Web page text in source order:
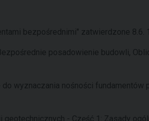
bezpośrednimi" zatwierdzone 8.6.
posadowienie budowli,
wyznaczania nośności fundamentów
- Część 1: Zasady